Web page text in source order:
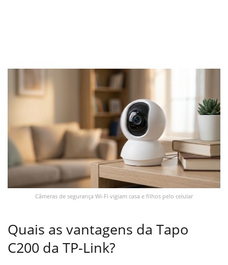
Câmeras de segurança Wi-Fi vigiam casa e filhos pelo celular
Quais as vantagens da Tapo
C200 da TP-Link?